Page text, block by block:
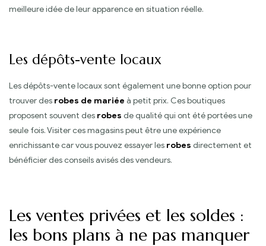
meilleure idée de leur apparence en situation réelle.
Les dépôts-vente locaux
Les dépôts-vente locaux sont également une bonne option pour
trouver des robes de mariée à petit prix. Ces boutiques
proposent souvent des robes de qualité qui ont été portées une
seule fois. Visiter ces magasins peut être une expérience
enrichissante car vous pouvez essayer les robes directement et
bénéficier des conseils avisés des vendeurs.
Les ventes privées et les soldes :
les bons plans à ne pas manquer